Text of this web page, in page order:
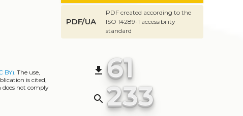
BY). The use,
is cited,
not comply
PDF/UA
PDF created according to the
ISO 14289-1 accessibility
standard
file_download 61
search 233